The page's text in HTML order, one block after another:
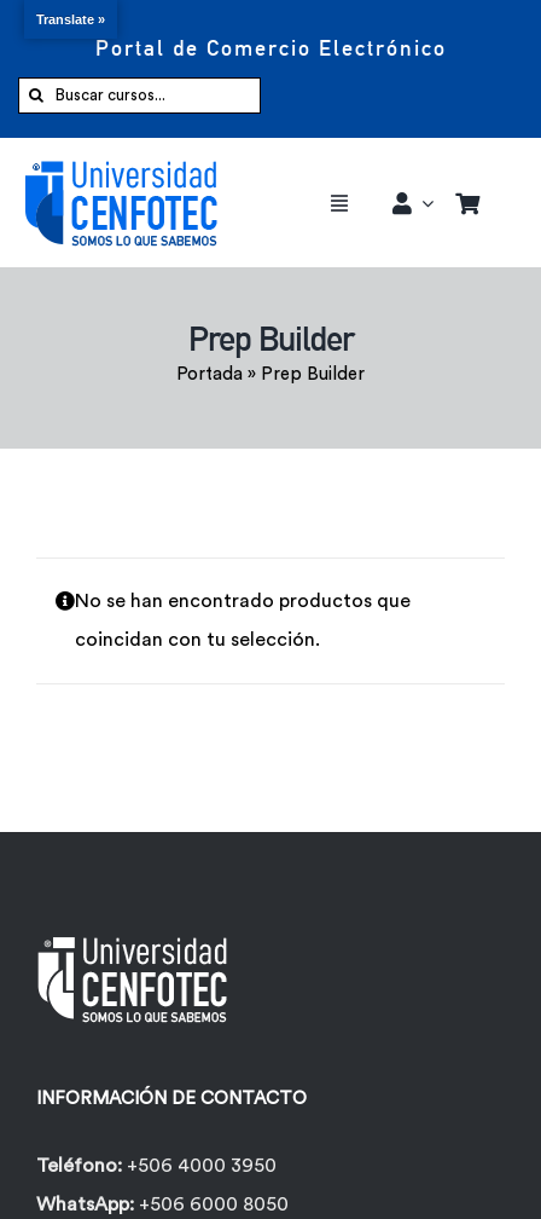
Portal de Comercio Electrónico
Buscar:
Toggle
Comprar ahora
Prep Builder
Portada » Prep Builder
No se han encontrado productos que
coincidan con tu selección.
INFORMACIÓN DE CONTACTO
Teléfono: +506 4000 3950
WhatsApp: +506 6000 8050
Translate »